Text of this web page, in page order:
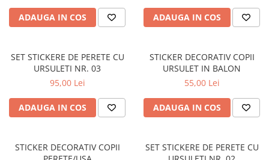
MAN
MERCEDES CAMIOANE
VOLVO CAMIOANE
STICKERE MOTO/ATV
18+ STICKER
4X4/OFF ROAD STICKER
CAR AUDIO
ADAUGA IN COS ADAUGA IN COS
SET STICKERE DE PERETE CU
URSULETI NR. 03
95,00 Lei
ADAUGA IN COS
STICKER DECORATIV COPII
URSULET IN BALON
55,00 Lei
ADAUGA IN COS
STICKER DECORATIV COPII
SET STICKERE DE PERETE CU